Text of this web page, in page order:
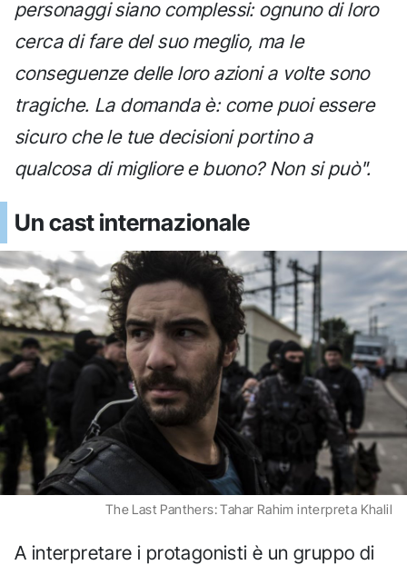
personaggi siano complessi: ognuno di loro
cerca di fare del suo meglio, ma le
conseguenze delle loro azioni a volte sono
tragiche. La domanda è: come puoi essere
sicuro che le tue decisioni portino a
qualcosa di migliore e buono? Non si può".
Un cast internazionale
The Last Panthers: Tahar Rahim interpreta Khalil
A interpretare i protagonisti è un gruppo di